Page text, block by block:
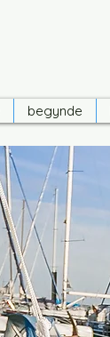
begynde